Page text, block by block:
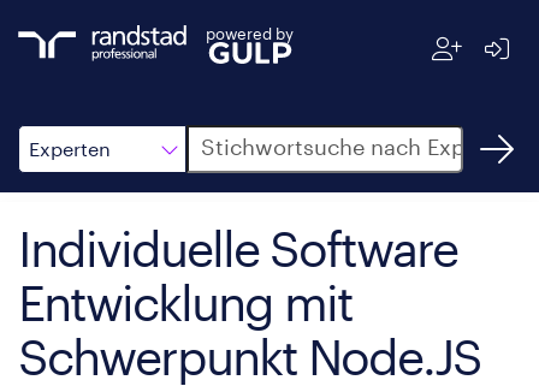
powered by
Experten
Suche
Individuelle Software
Entwicklung mit
Schwerpunkt Node.JS